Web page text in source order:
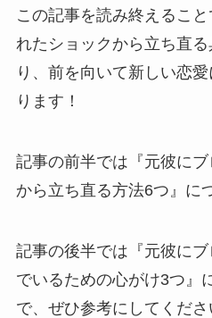
この記事を読み終えるこ
れたショックから立ち直
り、前を向いて新しい恋
ります！
記事の前半では『元彼に
から立ち直る方法6つ』に
記事の後半では『元彼に
でいるための心がけ3つ』
で、ぜひ参考にしてくださ